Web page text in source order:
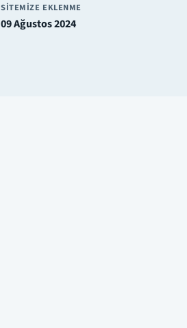
SITEMIZE EKLENME
09 Ağustos 2024